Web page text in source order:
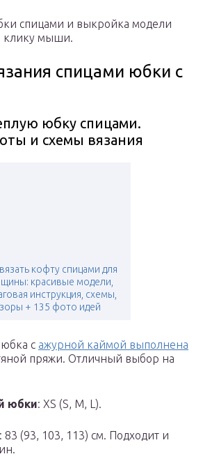
спицами и выкройка модели
клику мыши.
спицами юбки с
юбку спицами.
и схемы вязания
кофту спицами для
красивые модели,
инструкция, схемы,
+ 135 фото идей
с ажурной каймой выполнена
пряжи. Отличный выбор на
юбки: XS (S, M, L).
83 (93, 103, 113) см. Подходит и